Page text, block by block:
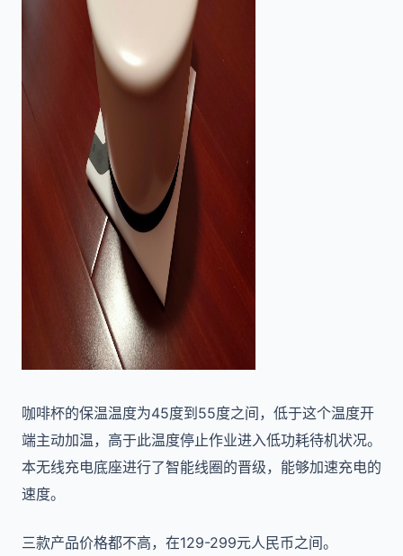
咖啡杯的保温温度为45度到55度之间，低于这个温度开
端主动加温，高于此温度停止作业进入低功耗待机状况。
本无线充电底座进行了智能线圈的晋级，能够加速充电的
速度。
三款产品价格都不高，在129-299元人民币之间。